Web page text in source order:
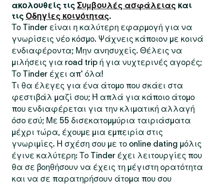
ακολουθείς τις Συμβουλές ασφάλειας και
τις Οδηγίες κοινότητας.
Το Tinder είναι η καλύτερη εφαρμογή για να
γνωρίσεις νέο κόσμο. Ψάχνεις κάποιον με κοινά
ενδιαφέροντα; Μην ανησυχείς. Θέλεις να
μιλήσεις για road trip ή για νυχτερινές αγορές;
Το Tinder έχει απ' όλα!
Τι θα έλεγες για ένα άτομο που σκάει στα
φεστιβάλ μαζί σου; Ή απλά για κάποιο άτομο
που ενδιαφέρεται για την κλιματική αλλαγή
όσο εσύ; Με 55 δισεκατομμύρια ταιριάσματα
μέχρι τώρα, έχουμε μια εμπειρία στις
γνωριμίες. Η σχέση σου με το online dating μόλις
έγινε καλύτερη: Το Tinder έχει λειτουργίες που
θα σε βοηθήσουν να έχεις τη μέγιστη ορατότητα
και να σε παρατηρήσουν άτομα που σου